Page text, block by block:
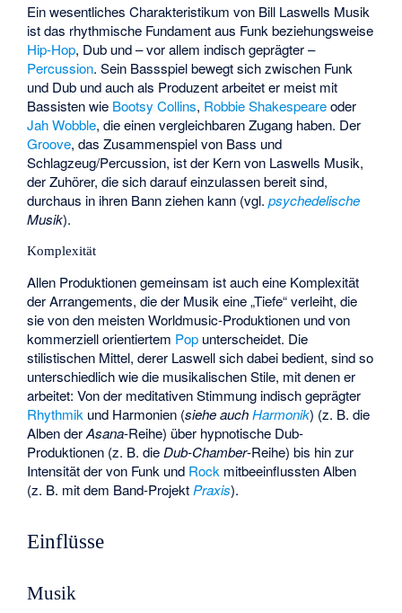
Ein wesentliches Charakteristikum von Bill Laswells Musik
ist das rhythmische Fundament aus Funk beziehungsweise
Hip-Hop, Dub und – vor allem indisch geprägter –
Percussion. Sein Bassspiel bewegt sich zwischen Funk
und Dub und auch als Produzent arbeitet er meist mit
Bassisten wie Bootsy Collins, Robbie Shakespeareoder
Jah Wobble, die einen vergleichbaren Zugang haben. Der
Groove, das Zusammenspiel von Bass und
Schlagzeug/Percussion, ist der Kern von Laswells Musik,
der Zuhörer, die sich darauf einzulassen bereit sind,
durchaus in ihren Bann ziehen kann (vgl.psychedelische
Musik).
Komplexität
Allen Produktionen gemeinsam ist auch eine Komplexität
der Arrangements, die der Musik eine „Tiefe“ verleiht, die
sie von den meisten Worldmusic-Produktionen und von
kommerziell orientiertem Pop unterscheidet. Die
stilistischen Mittel, derer Laswell sich dabei bedient, sind so
unterschiedlich wie die musikalischen Stile, mit denen er
arbeitet: Von der meditativen Stimmung indisch geprägter
Rhythmik und Harmonien (siehe auchHarmonik) (z. B. die
Alben derAsana-Reihe) über hypnotische Dub-
Produktionen (z. B. dieDub-Chamber-Reihe) bis hin zur
Intensität der von Funk und Rock mitbeeinflussten Alben
(z. B. mit dem Band-Projekt Praxis).
Einflüsse
Musik